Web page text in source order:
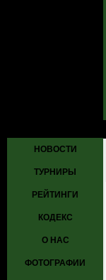
НОВОСТИ
ТУРНИРЫ
РЕЙТИНГИ
КОДЕКС
О НАС
ФОТОГРАФИИ